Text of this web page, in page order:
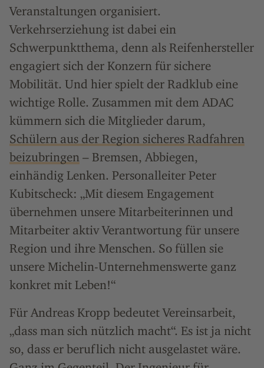
Veranstaltungen organisiert.
Verkehrserziehung ist dabei ein
Schwerpunktthema, denn als Reifenhersteller
engagiert sich der Konzern für sichere
Mobilität. Und hier spielt der Radklub eine
wichtige Rolle. Zusammen mit dem ADAC
kümmern sich die Mitglieder darum,
Schülern aus der Region sicheres Radfahren
beizubringen – Bremsen, Abbiegen,
einhändig Lenken. Personalleiter Peter
Kubitscheck: „Mit diesem Engagement
übernehmen unsere Mitarbeiterinnen und
Mitarbeiter aktiv Verantwortung für unsere
Region und ihre Menschen. So füllen sie
unsere Michelin-Unternehmenswerte ganz
konkret mit Leben!“
Für Andreas Kropp bedeutet Vereinsarbeit,
„dass man sich nützlich macht“. Es ist ja nicht
so, dass er beruflich nicht ausgelastet wäre.